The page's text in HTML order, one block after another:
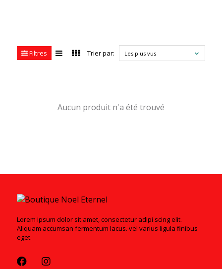
Filtres Trier par: Les plus vus
Aucun produit n'a été trouvé
Lorem ipsum dolor sit amet, consectetur adipi scing elit.
Aliquam accumsan fermentum lacus. vel varius ligula finibus
eget.